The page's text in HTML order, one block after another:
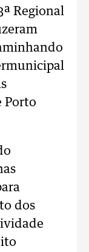
Regional
Porto
dos